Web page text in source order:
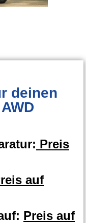
deinen
Preis
auf
Preis auf